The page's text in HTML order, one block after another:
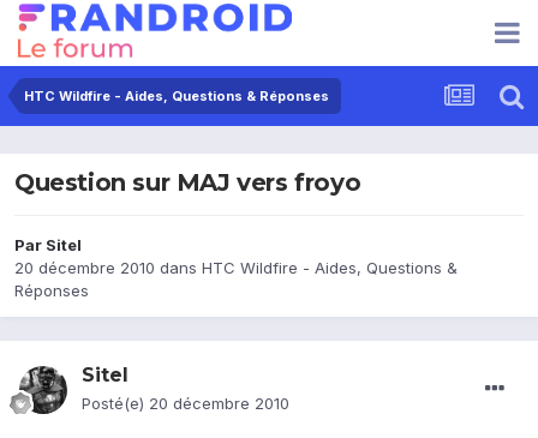
HTC Wildfire - Aides, Questions & Réponses
Question sur MAJ vers froyo
Par Sitel
20 décembre 2010 dans HTC Wildfire - Aides, Questions &
Réponses
Sitel
Posté(e) 20 décembre 2010